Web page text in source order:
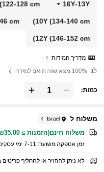
13Y
-
16Y
128 cm)
10Y (134-140 cm)
cm)
12Y (146-152 cm)
מדריך המידות
מצא שזה תואם למידה
כמות:
משלוח ל Israel
משלוח חינם(הזמנות ≥ ₪35.00)
זמן אספקה ​​משוער: 7-11 ימי עסקים
לא ניתן להחזיר או להחליף פריטים